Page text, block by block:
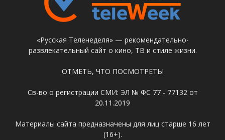
«Русская Теленеделя» — рекомендательно-
развлекательный сайт о кино, ТВ и стиле жизни.
ОТМЕТЬ, ЧТО ПОСМОТРЕТЬ!
Св-во о регистрации СМИ: ЭЛ № ФС 77 - 77132 от
20.11.2019
Материалы сайта предназначены для лиц старше 16 лет
(16+).